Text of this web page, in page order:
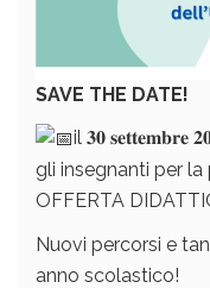
SAVE THE DATE!
il 𝟑𝟎 𝐬𝐞𝐭𝐭𝐞𝐦𝐛𝐫𝐞
gli insegnanti per
OFFERTA
Nuovi percorsi e
anno scolastico!